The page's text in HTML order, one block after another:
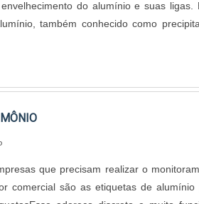
do alumínio e suas ligas.
também conhecido como
que precisam realizar o
comercial são as etiquetas de alumínio